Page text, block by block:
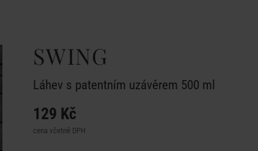
SWING
Láhev s patentním uzávěrem 500 ml
129 Kč
cena včetně DPH